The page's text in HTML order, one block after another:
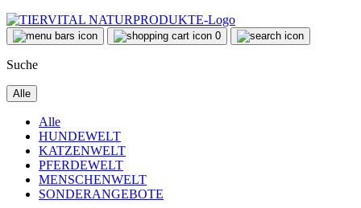
0
Suche
Alle
Alle
HUNDEWELT
KATZENWELT
PFERDEWELT
MENSCHENWELT
SONDERANGEBOTE